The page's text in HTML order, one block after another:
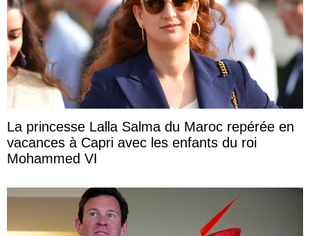
La princesse Lalla Salma du Maroc repérée en
vacances à Capri avec les enfants du roi
Mohammed VI